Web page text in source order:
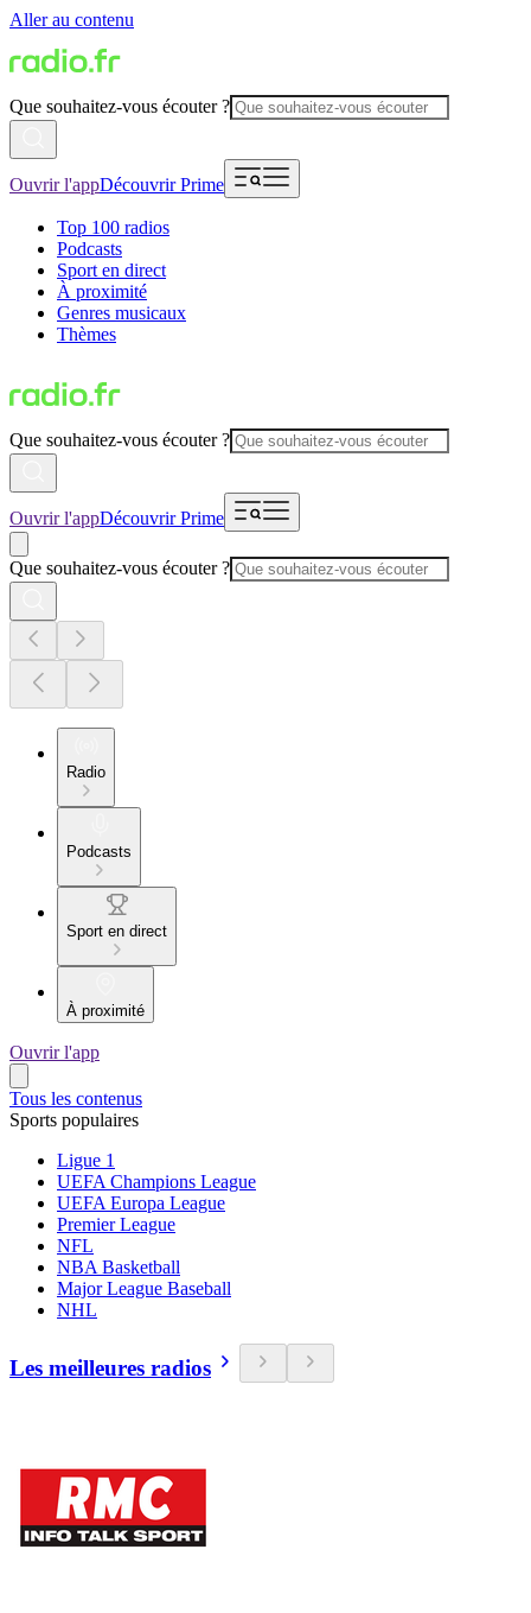
Aller au contenu
Que souhaitez-vous écouter ?
Ouvrir l'appDécouvrir Prime
Top 100 radios
Podcasts
Sport en direct
À proximité
Genres musicaux
Thèmes
Que souhaitez-vous écouter ?
Ouvrir l'appDécouvrir Prime
Que souhaitez-vous écouter ?
Radio
Podcasts
Sport en direct
À proximité
Ouvrir l'app
Tous les contenus
Sports populaires
Ligue 1
UEFA Champions League
UEFA Europa League
Premier League
NFL
NBA Basketball
Major League Baseball
NHL
Les meilleures radios